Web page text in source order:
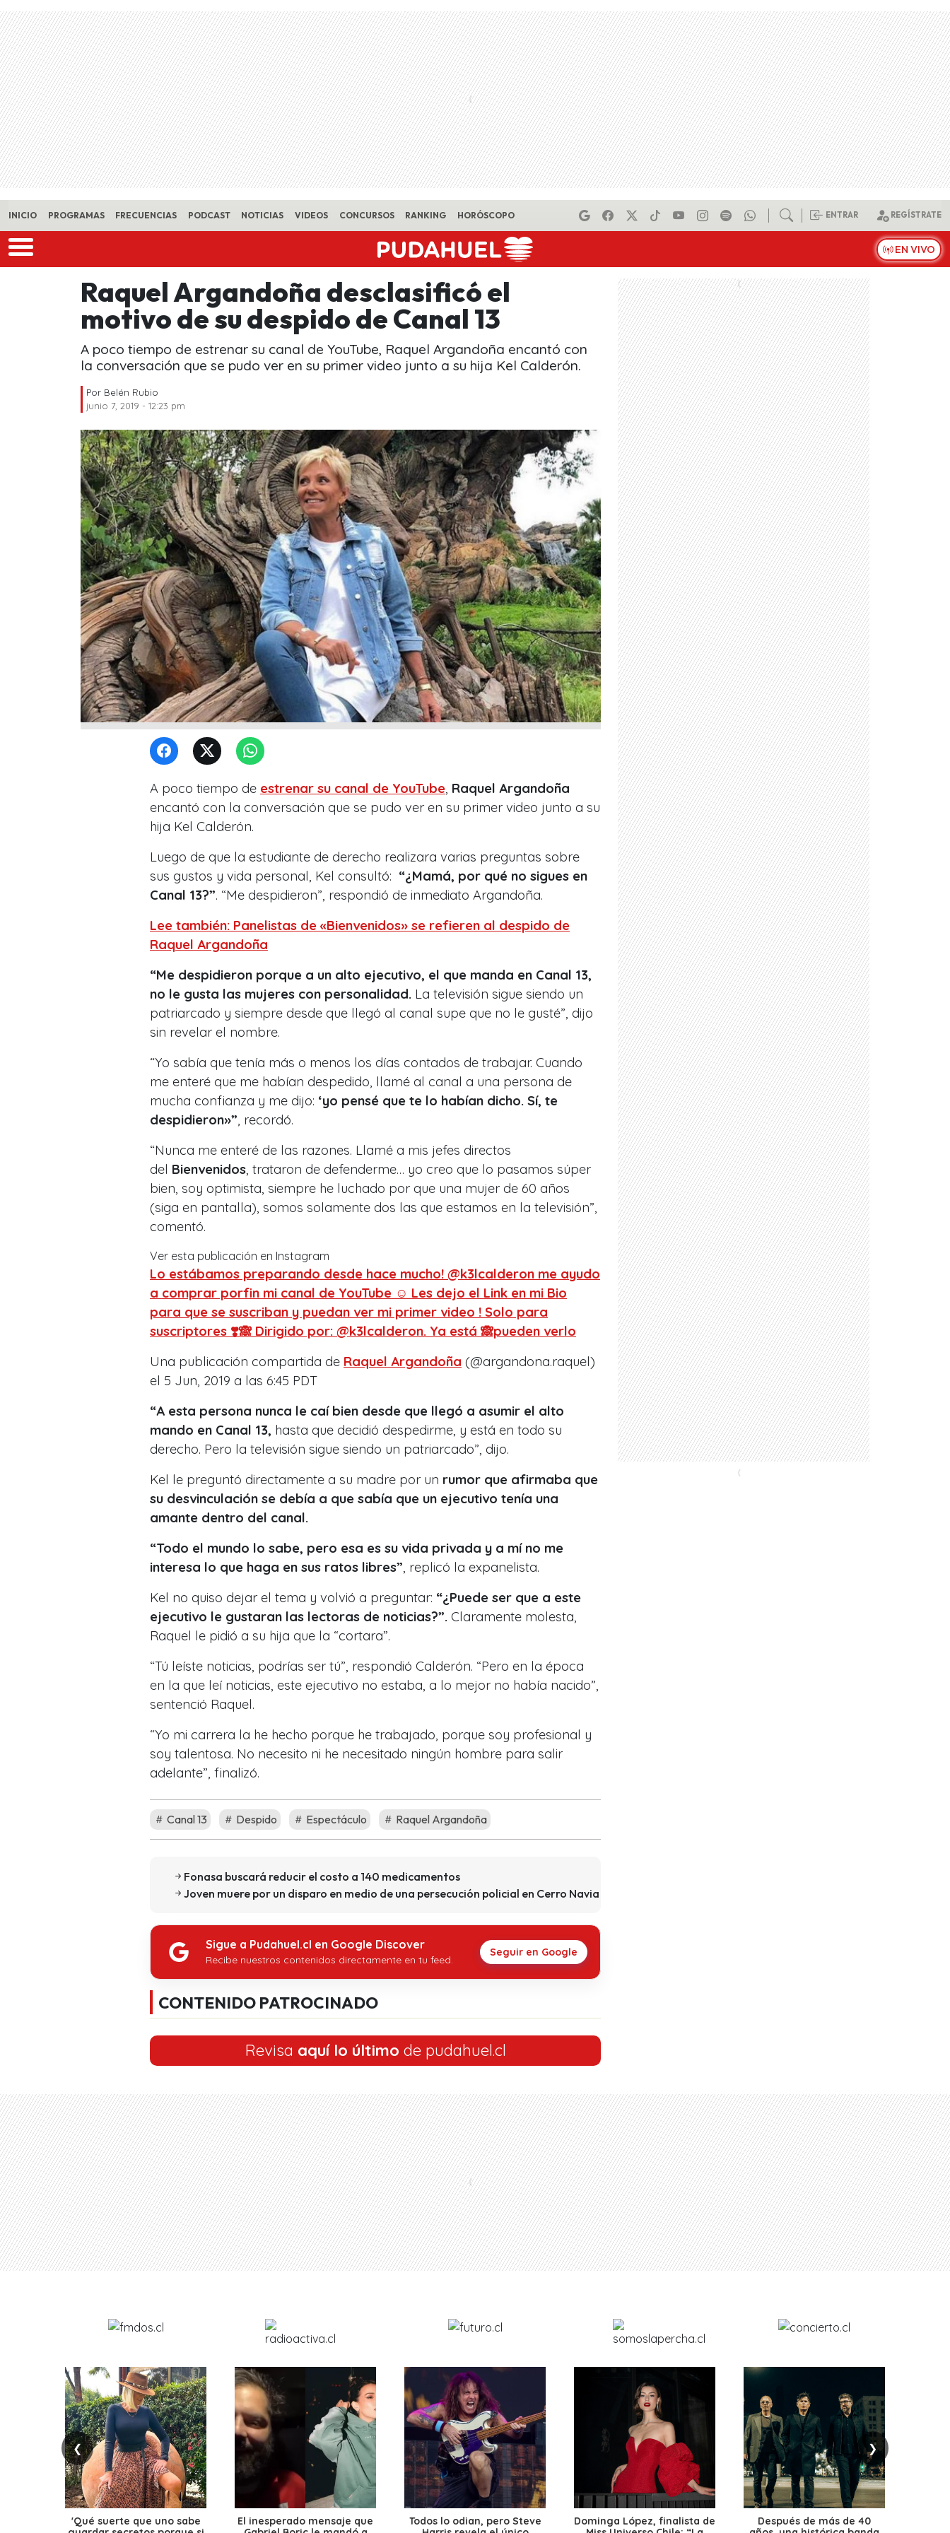
Skip to main content
INICIO PROGRAMAS FRECUENCIAS PODCAST NOTICIAS VIDEOS CONCURSOS RANKING HORÓSCOPO ENTRAR REGÍSTRATE
EN VIVO
Raquel Argandoña desclasificó el
motivo de su despido de Canal 13
A poco tiempo de estrenar su canal de YouTube, Raquel Argandoña encantó con
la conversación que se pudo ver en su primer video junto a su hija Kel Calderón.
Por Belén Rubio
junio 7, 2019 - 12:23 pm
A poco tiempo de estrenar su canal de YouTube Raquel Argandoña
encantó con la conversación que se pudo ver en su primer video junto a su
hija Kel Calderón.
Luego de que la estudiante de derecho realizara varias preguntas sobre
sus gustos y vida personal, Kel consultó: “¿Mamá, por qué no sigues en
Canal 13?”. “Me despidieron”, respondió de inmediato Argandoña.
Lee también: Panelistas de «Bienvenidos» se refieren al despido de
Raquel Argandoña
“Me despidieron porque a un alto ejecutivo, el que manda en Canal 13,
no le gusta las mujeres con personalidad. La televisión sigue siendo un
patriarcado y siempre desde que llegó al canal supe que no le gusté”, dijo
sin revelar el nombre.
“Yo sabía que tenía más o menos los días contados de trabajar. Cuando
me enteré que me habían despedido, llamé al canal a una persona de
mucha confianza y me dijo: ‘yo pensé que te lo habían dicho. Sí, te
despidieron»” , recordó.
“Nunca me enteré de las razones. Llamé a mis jefes directos
del Bienvenidos , trataron de defenderme… yo creo que lo pasamos súper
bien, soy optimista, siempre he luchado por que una mujer de 60 años
(siga en pantalla), somos solamente dos las que estamos en la televisión”,
comentó.
Ver esta publicación en Instagram
Lo estábamos preparando desde hace mucho! @k3lcalderon me ayudo
a comprar porfin mi canal de YouTube ☺️ Les dejo el Link en mi Bio
para que se suscriban y puedan ver mi primer video ! Solo para
suscriptores ❣️🙈 Dirigido por: @k3lcalderon. Ya está 🙈pueden verlo
Una publicación compartida de Raquel Argandoña (@argandona.raquel)
el 5 Jun, 2019 a las 6:45 PDT
“A esta persona nunca le caí bien desde que llegó a asumir el alto
mando en Canal 13, hasta que decidió despedirme, y está en todo su
derecho. Pero la televisión sigue siendo un patriarcado”, dijo.
Kel le preguntó directamente a su madre por un rumor que afirmaba que
su desvinculación se debía a que sabía que un ejecutivo tenía una
amante dentro del canal.
“Todo el mundo lo sabe, pero esa es su vida privada y a mí no me
interesa lo que haga en sus ratos libres” , replicó la expanelista.
Kel no quiso dejar el tema y volvió a preguntar: “¿Puede ser que a este
ejecutivo le gustaran las lectoras de noticias?”. Claramente molesta,
Raquel le pidió a su hija que la “cortara”.
“Tú leíste noticias, podrías ser tú”, respondió Calderón. “Pero en la época
en la que leí noticias, este ejecutivo no estaba, a lo mejor no había nacido”,
sentenció Raquel.
“Yo mi carrera la he hecho porque he trabajado, porque soy profesional y
soy talentosa. No necesito ni he necesitado ningún hombre para salir
adelante”, finalizó.
Canal 13 Despido Espectáculo Raquel Argandoña
Fonasa buscará reducir el costo a 140 medicamentos
Joven muere por un disparo en medio de una persecución policial en Cerro Navia
Sigue a Pudahuel.cl en Google Discover
Recibe nuestros contenidos directamente en tu feed.
Seguir en Google
CONTENIDO PATROCINADO
Revisa aquí lo último de pudahuel.cl
❮ ❯
'Qué suerte que uno sabe
El inesperado mensaje que
Todos lo odian, pero Steve
Dominga López, finalista de
Después de más de 40